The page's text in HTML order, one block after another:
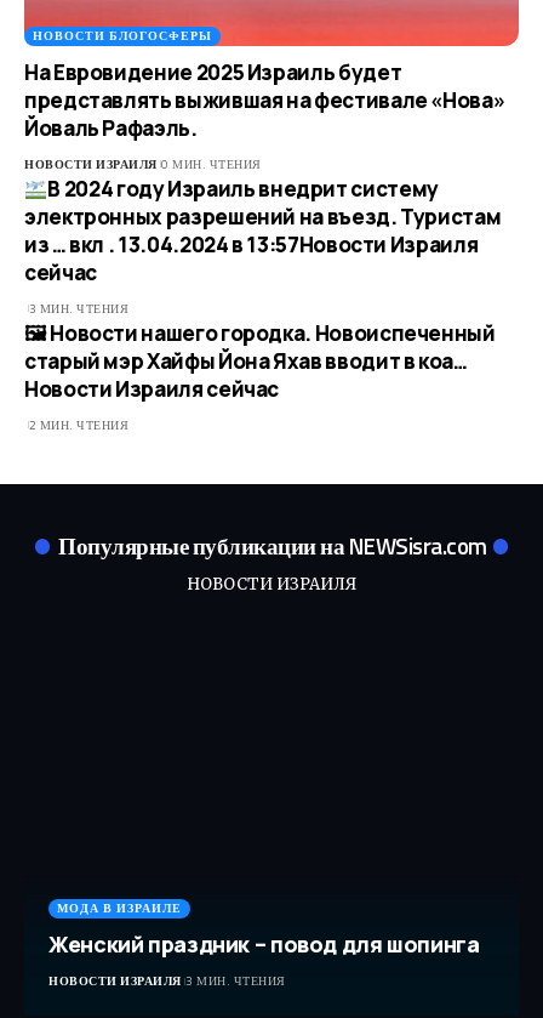
НОВОСТИ БЛОГОСФЕРЫ
На Евровидение 2025 Израиль будет
представлять выжившая на фестивале «Нова»
Йоваль Рафаэль.
НОВОСТИ ИЗРАИЛЯ 0 МИН. ЧТЕНИЯ
В 2024 году Израиль внедрит систему
электронных разрешений на въезд. Туристам
из … вкл . 13.04.2024 в 13:57​Новости Израиля
сейчас
3 МИН. ЧТЕНИЯ
🖼 Новости нашего городка. Новоиспеченный
старый мэр Хайфы Йона Яхав вводит в коа…​
Новости Израиля сейчас
2 МИН. ЧТЕНИЯ
Популярные публикации на NEWSisra.com
НОВОСТИ ИЗРАИЛЯ
МОДА В ИЗРАИЛЕ
Женский праздник – повод для шопинга
НОВОСТИ ИЗРАИЛЯ 3 МИН. ЧТЕНИЯ